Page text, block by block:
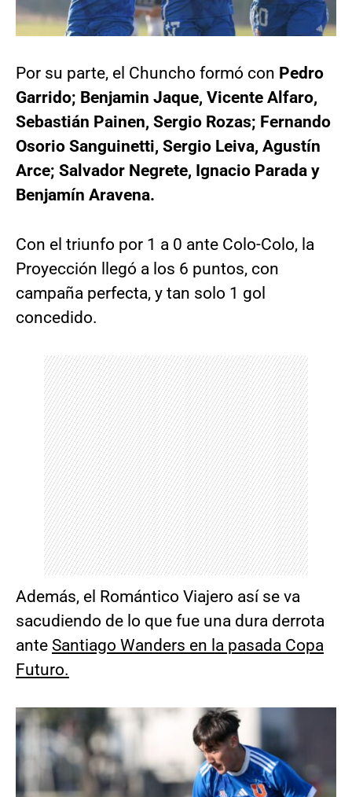
Por su parte, el Chuncho formó con Pedro
Garrido; Benjamin Jaque, Vicente Alfaro,
Sebastián Painen, Sergio Rozas; Fernando
Osorio Sanguinetti, Sergio Leiva, Agustín
Arce; Salvador Negrete, Ignacio Parada y
Benjamín Aravena.
Con el triunfo por 1 a 0 ante Colo-Colo, la
Proyección llegó a los 6 puntos, con
campaña perfecta, y tan solo 1 gol
concedido.
Además, el Romántico Viajero así se va
sacudiendo de lo que fue una dura derrota
ante Santiago Wanders en la pasada Copa
Futuro.